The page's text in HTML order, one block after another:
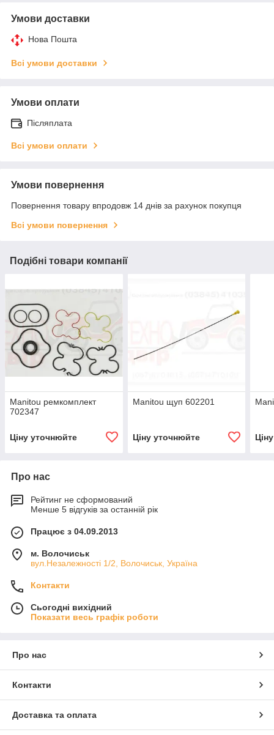
Умови доставки
Нова Пошта
Всі умови доставки
Умови оплати
Післяплата
Всі умови оплати
Умови повернення
Повернення товару впродовж 14 днів за рахунок покупця
Всі умови повернення
Подібні товари компанії
Manitou ремкомплект
702347
Ціну уточнюйте
Manitou щуп 602201
Ціну уточнюйте
Про нас
Рейтинг не сформований
Менше 5 відгуків за останній рік
Працює з 04.09.2013
м. Волочиськ
вул.Незалежності 1/2, Волочиськ, Україна
Контакти
Сьогодні вихідний
Показати весь графік роботи
Про нас
Контакти
Доставка та оплата